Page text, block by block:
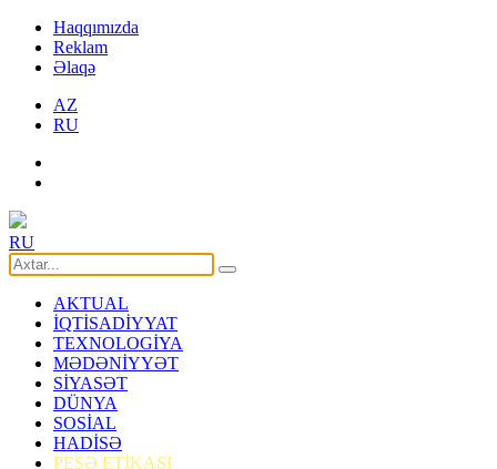
Haqqımızda
Reklam
Əlaqə
AZ
RU
RU
AKTUAL
İQTİSADİYYAT
TEXNOLOGİYA
MƏDƏNİYYƏT
SİYASƏT
DÜNYA
SOSİAL
HADİSƏ
PEŞƏ ETİKASI